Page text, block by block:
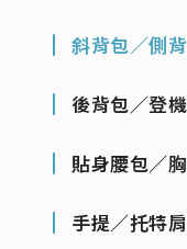
斜背包／側
後背包／登
貼身腰包／
手提／托特